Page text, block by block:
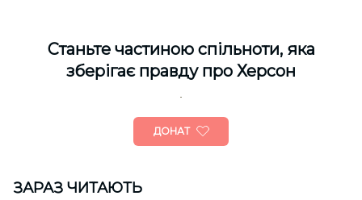
Cтаньте частиною спільноти, яка
зберігає правду про Херсон
ДОНАТ
ЗАРАЗ ЧИТАЮТЬ